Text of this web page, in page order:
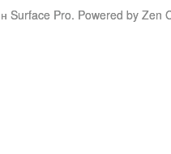
Surface Pro. Powered by Zen